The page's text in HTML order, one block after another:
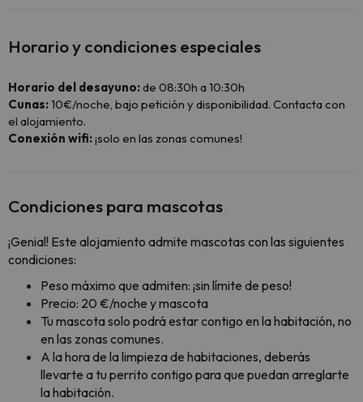
Horario y condiciones especiales
Horario del desayuno:de 08:30h a 10:30h
Cunas:10€/noche, bajo petición y disponibilidad. Contacta con
el alojamiento.
Conexión wifi:¡solo en las zonas comunes!
Condiciones para mascotas
¡Genial! Este alojamiento admite mascotas con las siguientes
condiciones:
Peso máximo que admiten: ¡sin límite de peso!
Precio: 20 €/noche y mascota
Tu mascota solo podrá estar contigo en la habitación, no
en las zonas comunes.
A la hora de la limpieza de habitaciones, deberás
llevarte a tu perrito contigo para que puedan arreglarte
la habitación.